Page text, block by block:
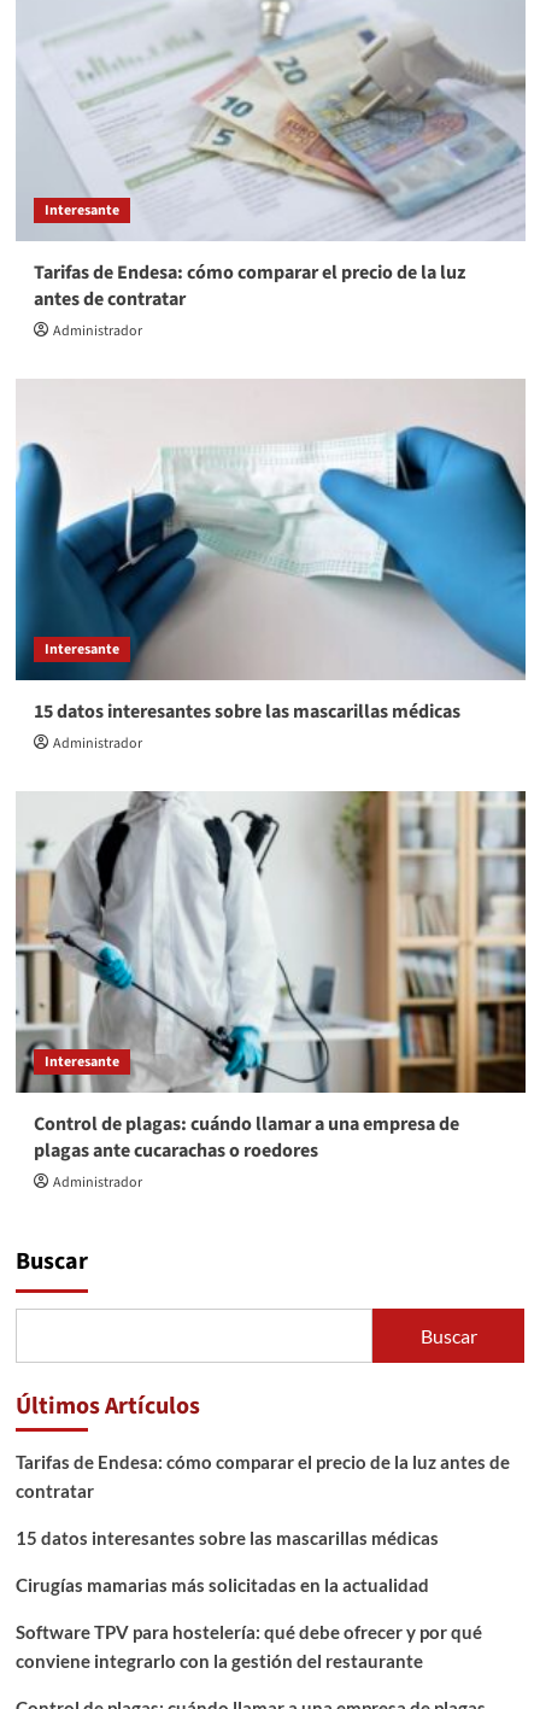
Interesante
Tarifas de Endesa: cómo comparar el precio de la luz
antes de contratar
Administrador
Interesante
15 datos interesantes sobre las mascarillas médicas
Administrador
Interesante
Control de plagas: cuándo llamar a una empresa de
plagas ante cucarachas o roedores
Administrador
Buscar
Buscar
Últimos Artículos
Tarifas de Endesa: cómo comparar el precio de la luz antes de
contratar
15 datos interesantes sobre las mascarillas médicas
Cirugías mamarias más solicitadas en la actualidad
Software TPV para hostelería: qué debe ofrecer y por qué
conviene integrarlo con la gestión del restaurante